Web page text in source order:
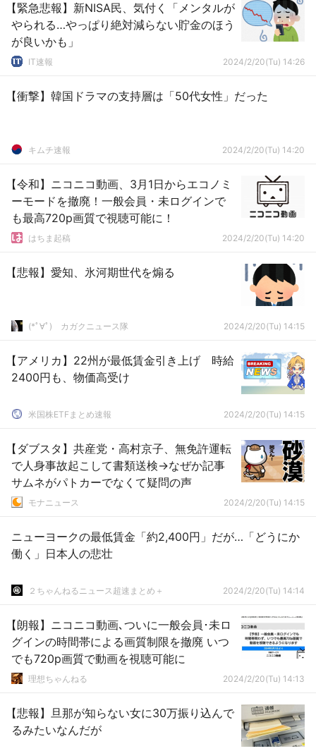
【緊急悲報】新NISA民、気付く「メンタルが
やられる…やっぱり絶対減らない貯金のほう
が良いかも」
IT速報 2024/2/20(Tu) 14:26
【衝撃】韓国ドラマの支持層は「50代女性」だった
キムチ速報 2024/2/20(Tu) 14:20
【令和】ニコニコ動画、3月1日からエコノミ
ーモードを撤廃！一般会員・未ログインで
も最高720p画質で視聴可能に！
はちま起稿 2024/2/20(Tu) 14:20
【悲報】愛知、氷河期世代を煽る
(*ﾟ∀ﾟ)ゞカガクニュース隊 2024/2/20(Tu) 14:15
【アメリカ】22州が最低賃金引き上げ 時給
2400円も、物価高受け
米国株ETFまとめ速報 2024/2/20(Tu) 14:15
【ダブスタ】共産党・高村京子、無免許運転
で人身事故起こして書類送検→なぜか記事
サムネがパトカーでなくて疑問の声
モナニュース 2024/2/20(Tu) 14:15
ニューヨークの最低賃金「約2,400円」だが…「どうにか
働く」日本人の悲壮
２ちゃんねるニュース超速まとめ＋ 2024/2/20(Tu) 14:14
【朗報】ニコニコ動画､ついに一般会員･未ロ
グインの時間帯による画質制限を撤廃 いつ
でも720p画質で動画を視聴可能に
理想ちゃんねる 2024/2/20(Tu) 14:13
【悲報】旦那が知らない女に30万振り込んで
るみたいなんだが